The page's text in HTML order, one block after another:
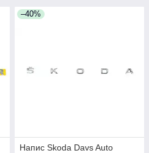
–40%
Напис Skoda Davs Auto